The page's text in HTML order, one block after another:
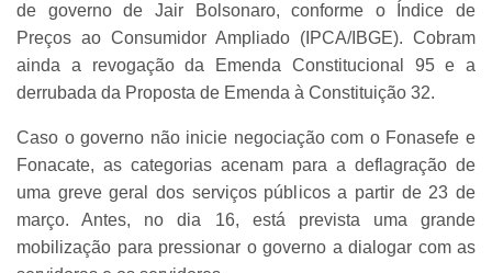
de governo de Jair Bolsonaro, conforme o Índice de
Preços ao Consumidor Ampliado (IPCA/IBGE). Cobram
ainda a revogação da Emenda Constitucional 95 e a
derrubada da Proposta de Emenda à Constituição 32.
Caso o governo não inicie negociação com o Fonasefe e
Fonacate, as categorias acenam para a deflagração de
uma greve geral dos serviços públicos a partir de 23 de
março. Antes, no dia 16, está prevista uma grande
mobilização para pressionar o governo a dialogar com as